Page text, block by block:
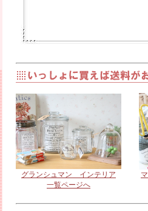
グランシュマン インテリア
一覧ページへ